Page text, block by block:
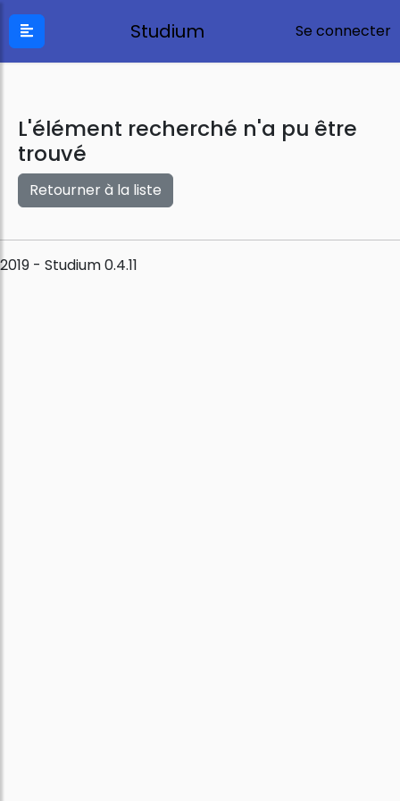
Studium Se connecter
L'élément recherché n'a pu être
trouvé
Retourner à la liste
2019 - Studium 0.4.11